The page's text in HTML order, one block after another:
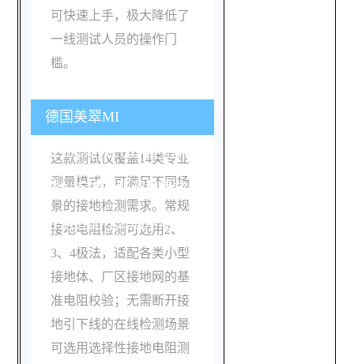
可快速上手，极大降低了
一线测试人员的操作门
槛。
德国美翠MI
3290GX/GF/GL/GP系列测
试仪支持哪些测量模式，
分别适配什么应用场景？
这款测试仪覆盖14类专业
测量模式，可满足不同场
景的接地检测需求。常规
接地电阻检测可选用2、
3、4极法，适配各类小型
接地体、厂区接地网的基
准电阻校验；无需断开接
地引下线的在线检测场景
可选用选择性接地电阻测